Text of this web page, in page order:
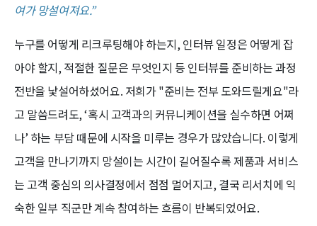
여가 망설여져요.”
누구를 어떻게 리크루팅해야 하는지, 인터뷰 일정은 어떻게 잡
아야 할지, 적절한 질문은 무엇인지 등 인터뷰를 준비하는 과정
전반을 낯설어하셨어요. 저희가 "준비는 전부 도와드릴게요"라
고 말씀드려도, ‘혹시 고객과의 커뮤니케이션을 실수하면 어쩌
나’ 하는 부담 때문에 시작을 미루는 경우가 많았습니다. 이렇게
고객을 만나기까지 망설이는 시간이 길어질수록 제품과 서비스
는 고객 중심의 의사결정에서 점점 멀어지고, 결국 리서치에 익
숙한 일부 직군만 계속 참여하는 흐름이 반복되었어요.